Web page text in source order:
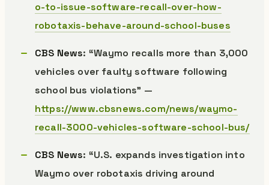
o-to-issue-software-recall-over-how-
robotaxis-behave-around-school-buses
CBS News: “Waymo recalls more than 3,000
vehicles over faulty software following
school bus violations” —
https://www.cbsnews.com/news/waymo-
recall-3000-vehicles-software-school-bus/
CBS News: “U.S. expands investigation into
Waymo over robotaxis driving around